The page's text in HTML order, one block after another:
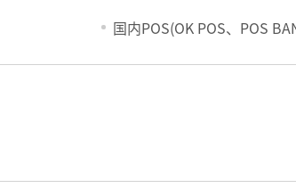
国内POS(OK POS、POS